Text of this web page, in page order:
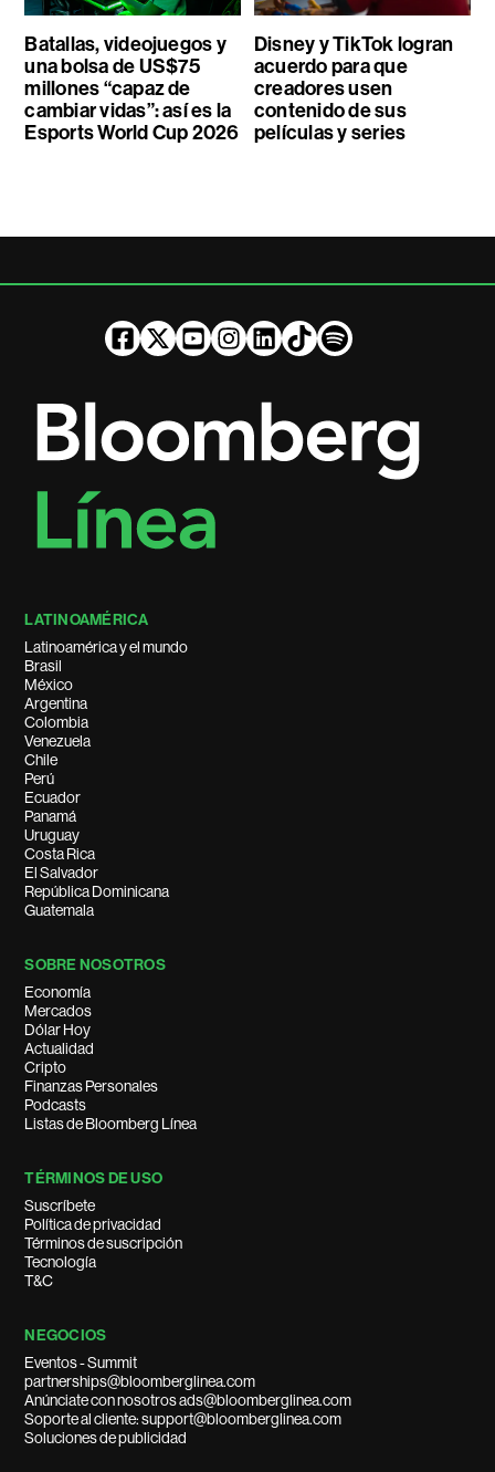
Batallas, videojuegos y
una bolsa de US$75
millones “capaz de
cambiar vidas”: así es la
Esports World Cup 2026
Disney y TikTok logran
acuerdo para que
creadores usen
contenido de sus
películas y series
LATINOAMÉRICA
Latinoamérica y el mundo
Brasil
México
Argentina
Colombia
Venezuela
Chile
Perú
Ecuador
Panamá
Uruguay
Costa Rica
El Salvador
República Dominicana
Guatemala
SOBRE NOSOTROS
Economía
Mercados
Dólar Hoy
Actualidad
Cripto
Finanzas Personales
Podcasts
Listas de Bloomberg Línea
TÉRMINOS DE USO
Suscríbete
Política de privacidad
Términos de suscripción
Tecnología
T&C
NEGOCIOS
Eventos - Summit
partnerships@bloomberglinea.com
Anúnciate con nosotros ads@bloomberglinea.com
Soporte al cliente: support@bloomberglinea.com
Soluciones de publicidad